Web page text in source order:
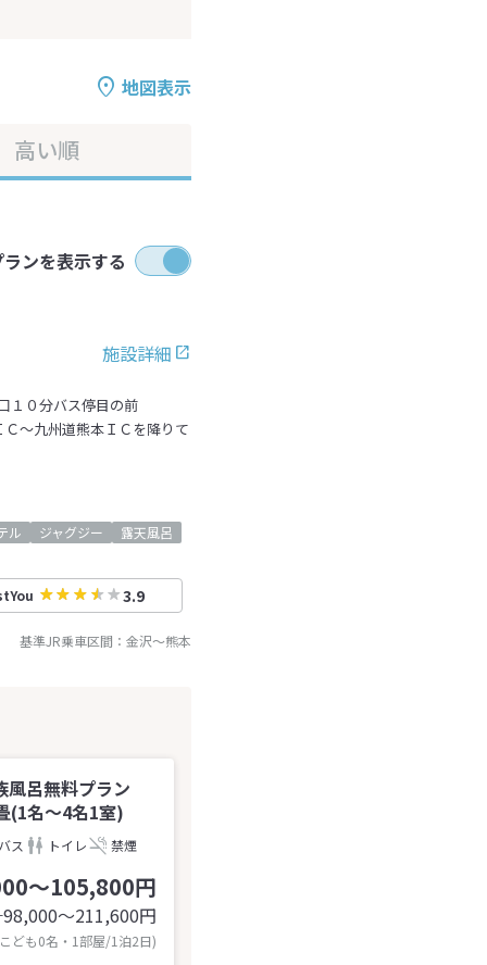
地図表示
高い順
ンを表示する
施設詳細
１０分バス停目の前
～九州道熊本ＩＣを降りて
ル ジャグジー 露天風呂
3.9
基準JR乗車区間： 金沢～熊本
風呂無料プラン
(1名～4名1室)
ス トイレ 禁煙
～105,800円
98,000〜211,600円
ども0名・1部屋/1泊2日)